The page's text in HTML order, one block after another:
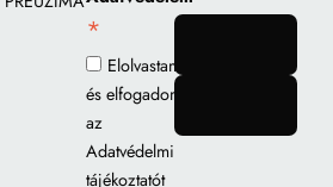
*
Elolvastam
és elfogadom
az
Adatvédelmi
tájékoztatót